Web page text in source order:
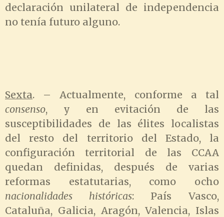
declaración unilateral de independencia
no tenía futuro alguno.
Sexta. – Actualmente, conforme a tal
consenso, y en evitación de las
susceptibilidades de las élites localistas
del resto del territorio del Estado, la
configuración territorial de las CCAA
quedan definidas, después de varias
reformas estatutarias, como ocho
nacionalidades históricas: País Vasco,
Cataluña, Galicia, Aragón, Valencia, Islas